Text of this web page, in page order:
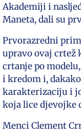
Akademiji i
Maneta, dali su
Prvorazredni
upravo ovaj crtež
crtanje po
i kredom i,
karakterizaciju i
koja lice djevojke
Menci Clement